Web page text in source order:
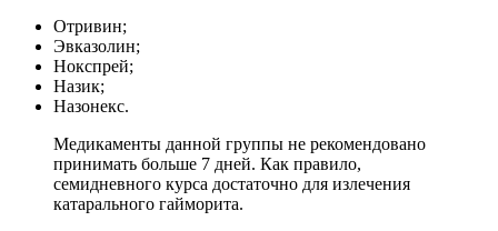
Отривин;
Эвказолин;
Нокспрей;
Назик;
Назонекс.
Медикаменты данной группы не рекомендовано
принимать больше 7 дней. Как правило,
семидневного курса достаточно для излечения
катарального гайморита.